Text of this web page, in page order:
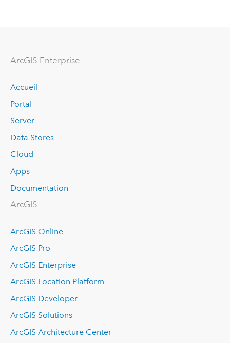
ArcGIS Enterprise
Accueil
Portal
Server
Data Stores
Cloud
Apps
Documentation
ArcGIS
ArcGIS Online
ArcGIS Pro
ArcGIS Enterprise
ArcGIS Location Platform
ArcGIS Developer
ArcGIS Solutions
ArcGIS Architecture Center